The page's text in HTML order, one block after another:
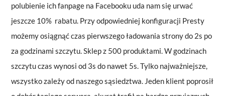
polubienie ich fanpage na Facebooku uda nam się urwać
jeszcze 10% rabatu. Przy odpowiedniej konfiguracji Presty
możemy osiągnąć czas pierwszego ładowania strony do 2s po
za godzinami szczytu. Sklep z 500 produktami. W godzinach
szczytu czas wynosi od 3s do nawet 5s. Tylko najważniejsze,
wszystko zależy od naszego sąsiedztwa. Jeden klient poprosił